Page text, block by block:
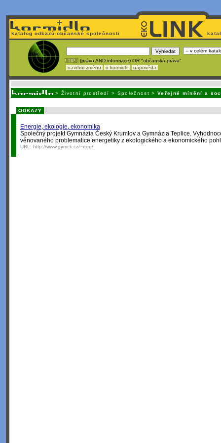
katalog odkazů občanské společnosti
! TIP : (právo AND informace) OR "občanská práva"
navrhni změnu
o kormidle nápověda
> Životní prostředí > Společnost >Veřejné mínění a
ODKAZY
Energie, ekologie, ekonomika
Společný projekt Gymnázia Český Krumlov a Gymnázia Teplice.
věnovaného problematice energetiky z ekologického a ekonomického
URL: http://www.gymck.cz/~eee/